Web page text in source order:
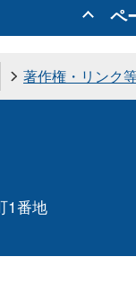
ペ
著作権・リンク
1番地